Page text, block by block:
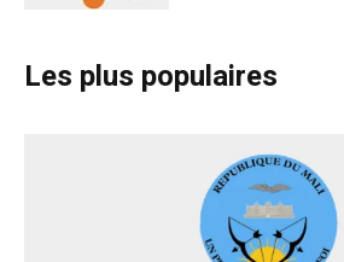
Les plus populaires